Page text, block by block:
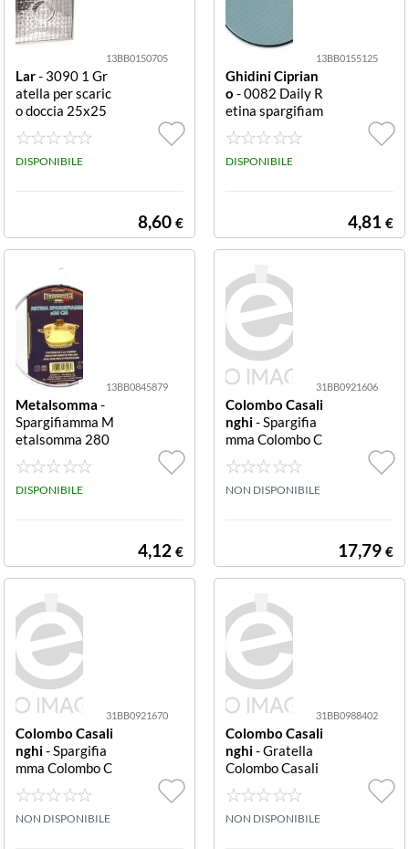
13BB0150705
Lar- 3090 1 Gr
atella per scaric
o doccia 25x25
cm Gratella Lar
3090 1 Cromo l
ucido
DISPONIBILE
8,60 €
13BB0155125
Ghidini Ciprian
o - 0082 Daily R
etina spargifiam
ma Cromo 20 c
m Spargifiamma
Ghidini Cipriano
DISPONIBILE
4,81 €
13BB0845879
Metalsomma -
Spargifiamma M
etalsomma 280
46 Cromo
DISPONIBILE
4,12 €
31BB0921606
Colombo Casali
nghi- Spargifia
mma Colombo C
asalinghi 1111
17 CromoSpargi
fiamma Colomb
NON DISPONIBILE
17,79 €
31BB0921670
Colombo Casali
nghi- Spargifia
mma Colombo C
asalinghi 1111
20 CromoSpargi
fiamma Colomb
NON DISPONIBILE
31BB0988402
Colombo Casali
nghi- Gratella
Colombo Casali
nghi 180.59 Cro
mo lucidoGratel
la Colombo Cas
NON DISPONIBILE